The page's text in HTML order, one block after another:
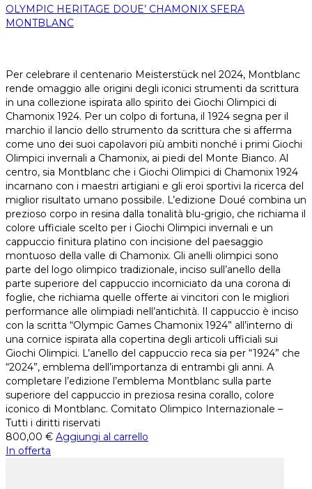
OLYMPIC HERITAGE DOUE’ CHAMONIX SFERA
MONTBLANC
Per celebrare il centenario Meisterstück nel 2024, Montblanc
rende omaggio alle origini degli iconici strumenti da scrittura
in una collezione ispirata allo spirito dei Giochi Olimpici di
Chamonix 1924. Per un colpo di fortuna, il 1924 segna per il
marchio il lancio dello strumento da scrittura che si afferma
come uno dei suoi capolavori più ambiti nonché i primi Giochi
Olimpici invernali a Chamonix, ai piedi del Monte Bianco. Al
centro, sia Montblanc che i Giochi Olimpici di Chamonix 1924
incarnano con i maestri artigiani e gli eroi sportivi la ricerca del
miglior risultato umano possibile. L’edizione Doué combina un
prezioso corpo in resina dalla tonalità blu-grigio, che richiama il
colore ufficiale scelto per i Giochi Olimpici invernali e un
cappuccio finitura platino con incisione del paesaggio
montuoso della valle di Chamonix. Gli anelli olimpici sono
parte del logo olimpico tradizionale, inciso sull’anello della
parte superiore del cappuccio incorniciato da una corona di
foglie, che richiama quelle offerte ai vincitori con le migliori
performance alle olimpiadi nell’antichità. Il cappuccio è inciso
con la scritta “Olympic Games Chamonix 1924” all’interno di
una cornice ispirata alla copertina degli articoli ufficiali sui
Giochi Olimpici. L’anello del cappuccio reca sia per “1924” che
“2024”, emblema dell’importanza di entrambi gli anni. A
completare l’edizione l’emblema Montblanc sulla parte
superiore del cappuccio in preziosa resina corallo, colore
iconico di Montblanc. Comitato Olimpico Internazionale –
Tutti i diritti riservati
800,00 € Aggiungi al carrello
In offerta